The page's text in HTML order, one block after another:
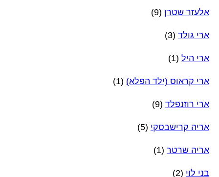
אלעזר שטרן (9)
ארי גולד (3)
ארי היל (1)
ארי קראוס (ילד הפלא) (1)
ארי רוזנפלד (9)
אריה קרישבסקי (5)
אריה שרטר (1)
בני לוי (2)